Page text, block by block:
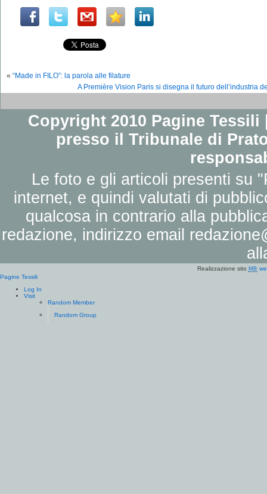
« “Made in FILO”: la parola alle filature
A Première Vision Paris si disegna il futuro dell’industria
Copyright 2010 Pagine
presso il Tribunale di
Le foto e gli articoli presenti su
internet, e quindi valutati di
qualcosa in contrario alla
redazione, indirizzo email
Realizzazione sito MB
Pagine Tessili
Log In
Visit
Random Member
Random Group